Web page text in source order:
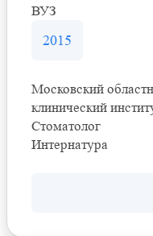
ВУЗ
2015
Московский
клинический
Стоматолог
Интернатура